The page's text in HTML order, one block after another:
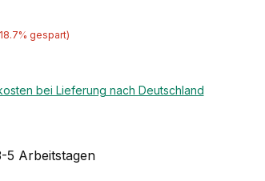
gespart)
bei Lieferung nach Deutschland
5 Arbeitstagen